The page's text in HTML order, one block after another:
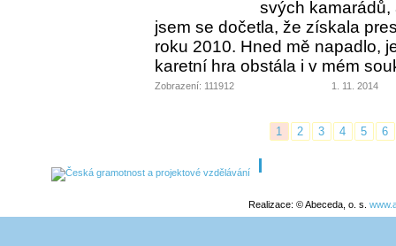
svých kamarádů,
jsem se dočetla, že získala
roku 2010. Hned mě napadlo,
karetní hra obstála i v mém
Zobrazení: 111912 1. 11. 2014
1 2 3 4 5 6
Realizace: © Abeceda, o. s.